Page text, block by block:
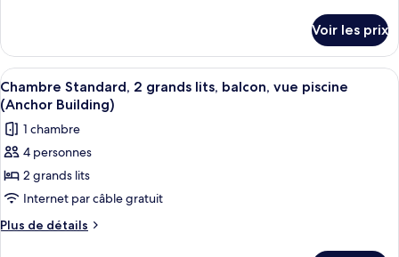
Standard,
très
grand
lit,
balcon,
vue
piscine
(Anchor
Building)
le
type
de
chambre
Chambre
Standard,
grand
lit,
vue
Voir les prix
Afficher
toutes
les
photos
pour
ce
type
de
Une chambre d’hôtel avec deux lits,
6
Chambre Standard, 2 grands lits, balcon, vue piscine
(Anchor Building)
1 chambre
4 personnes
2 grands lits
Internet par câble gratuit
Plus de détails
Plus